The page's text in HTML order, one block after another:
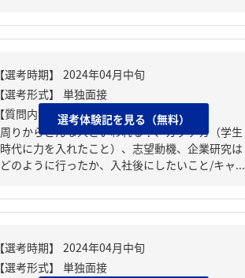
【質問内容・課題】
周りからどんな人といわれる？、ガクチカ（学生
時代に力を入れたこと）、志望動機、企業研究は
どのように行ったか、入社後にしたいこと/キャ...
選考体験記を見る（無料）